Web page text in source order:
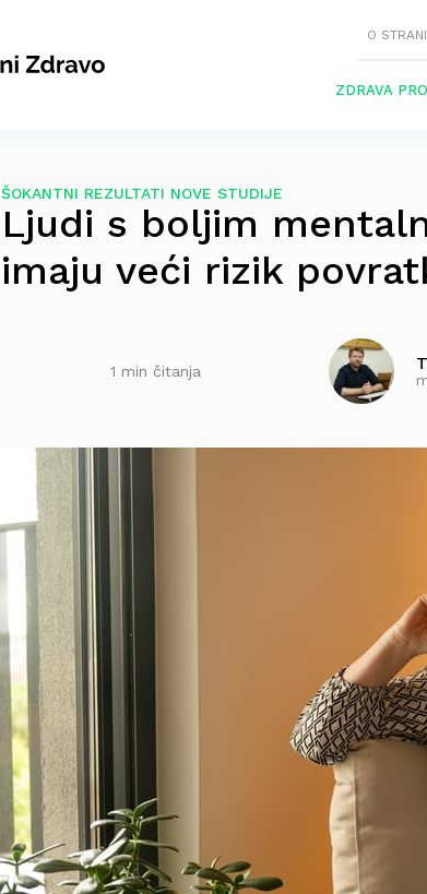
O
ZDRAVA
ŠOKANTNI REZULTATI NOVE STUDIJE
Ljudi s boljim
imaju veći rizik
1 min čitanja